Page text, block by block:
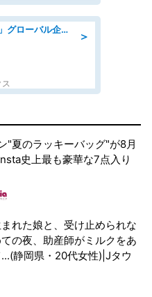
＞
09月開始/「土日祝休み」グローバル企業での産業保健のお仕事/保健師/高時給/残業なし/服装自由
"夏のラッキーバッグ"が8月
史上最も豪華な7点入り
まれた娘と、受け止められな
の夜、助産師がミルクをあ
静岡県・20代女性)|Jタウ